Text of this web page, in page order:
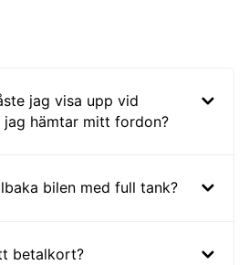
jag visa upp vid
jag hämtar mitt fordon?
bilen med full tank?
betalkort?